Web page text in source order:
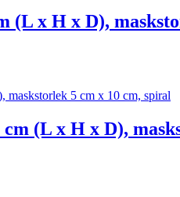
(L x H x D),
(L x H x D),